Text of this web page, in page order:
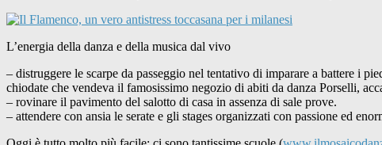
L’energia della danza e della musica dal vivo
– distruggere le scarpe da passeggio nel tentativo di imparare a battere i
chiodate che vendeva il famosissimo negozio di abiti da danza Porselli,
– rovinare il pavimento del salotto di casa in assenza di sale prove.
– attendere con ansia le serate e gli stages organizzati con passione ed